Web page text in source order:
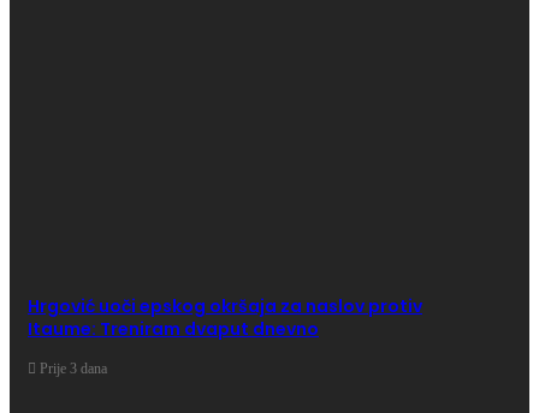
Hrgović uoči epskog okršaja za naslov protiv
Itaume: Treniram dvaput dnevno
Prije 3 dana